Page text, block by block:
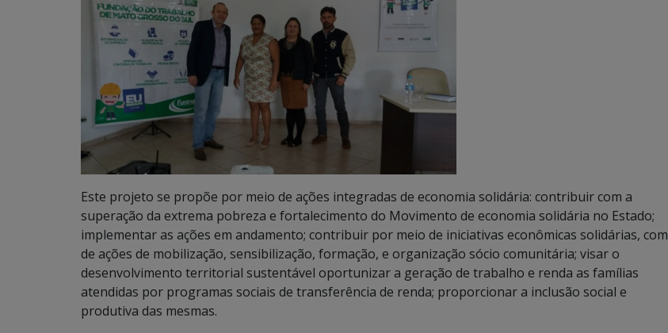
Este projeto se propõe por meio de ações integradas de economia solidária: contribuir com a
superação da extrema pobreza e fortalecimento do Movimento de economia solidária no Estado;
implementar as ações em andamento; contribuir por meio de iniciativas econômicas solidárias, com
de ações de mobilização, sensibilização, formação, e organização sócio comunitária; visar o
desenvolvimento territorial sustentável oportunizar a geração de trabalho e renda as famílias
atendidas por programas sociais de transferência de renda; proporcionar a inclusão social e
produtiva das mesmas.